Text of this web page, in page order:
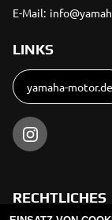
E-Mail:
LINKS
yamaha-motor.de
RECHTLICHES